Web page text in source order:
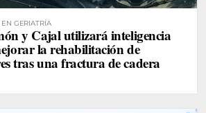
GERIATRÍA
y Cajal utilizará inteligencia
la rehabilitación de
tras una fractura de cadera